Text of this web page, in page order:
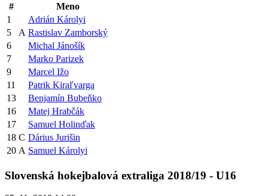
#
Meno
1
Adrián Károlyi
5
A Rastislav Zamborský
6
Michal Jánošík
7
Marko Parizek
9
Marcel Ižo
11
Patrik Kiraľvarga
13
Benjamín Bubeňko
16
Matej Hrabčák
17
Samuel Holinďak
18 C Dárius Jurišin
20 A Samuel Károlyi
Slovenská hokejbalová extraliga 2018/19 - U16